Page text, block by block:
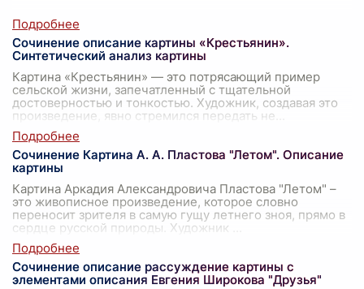
Сочинение описание картины «Крестьянин».
Синтетический анализ картины
Картина «Крестьянин» — это потрясающий пример
сельской жизни, запечатленный с тщательной
достоверностью и тонкостью. Художник, создавая это
произведение, явно стремился передать не
Сочинение Картина А. А. Пластова "Летом". Описание
картины
Картина Аркадия Александровича Пластова "Летом" –
это живописное произведение, которое словно
переносит зрителя в самую гущу летнего зноя, прямо в
сердце русской природы. Художник
Сочинение описание рассуждение картины с
элементами описания Евгения Широкова "Друзья"